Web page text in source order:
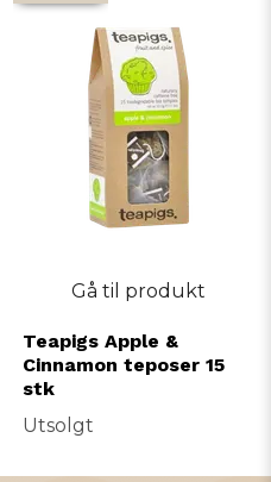
Gå til produkt
Teapigs Apple &
Cinnamon teposer 15
stk
Utsolgt